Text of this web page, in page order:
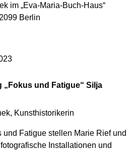
im „Eva-Maria-Buch-Haus“
Berlin
Kunsthistorikerin
und Fatigue stellen Marie Rief und
Installationen und